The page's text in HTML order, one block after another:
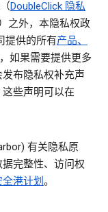
DoubleClick 隐私
之外，本隐私权政
提供的所有产品、
如果需要提供更多
布隐私权补充声
这些声明可以在
有关隐私原
完整性、访问权
港计划 。